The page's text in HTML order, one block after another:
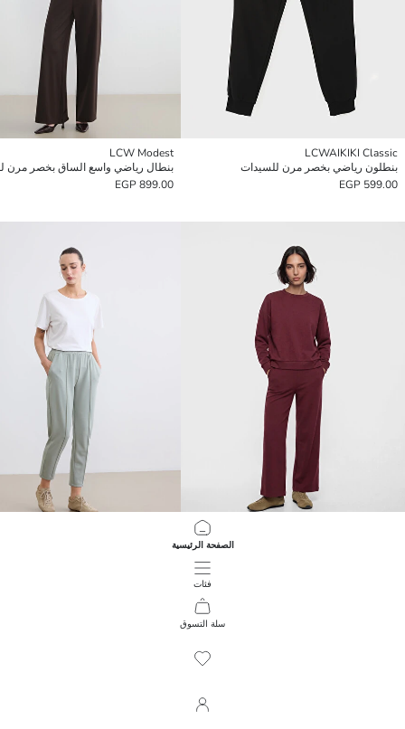
الصفحة الرئيسية
فئات
سلة التسوق
LCWAIKIKI Classic
بنطلون رياضي بخصر مرن للسيدات
599.00 EGP
LCW Modest
بنطال رياضي واسع الساق بخصر مرن
899.00 EGP
بنطال رياضي نسائي بخصر مرن ولمسة ناعمة
بنطال رياضي نسائي بخصر مرن